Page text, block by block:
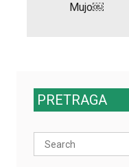
Mujo￼
PRETRAGA
Search
for: